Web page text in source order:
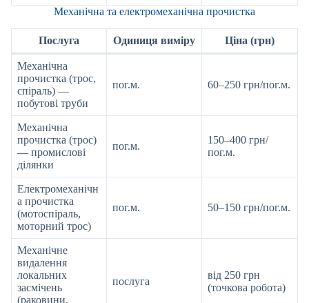
Механічна та електромеханічна прочистка
Послуга Одиниця виміру Ціна (грн)
Механічна
прочистка (трос,
спіраль) —
побутові труби
пог.м. 60–250 грн/пог.м.
Механічна
прочистка (трос)
— промислові
ділянки
пог.м.
150–400 грн/
пог.м.
Електромеханічн
а прочистка
(мотоспіраль,
моторний трос)
пог.м. 50–150 грн/пог.м.
Механічне
видалення
локальних
засмічень
(раковини,
послуга
від 250 грн
(точкова робота)